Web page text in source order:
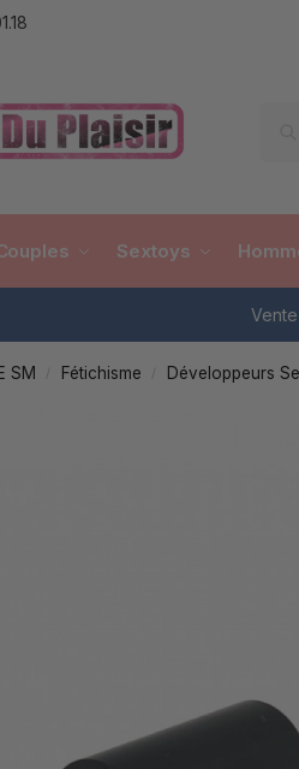
Sextoys
SM Fétichisme Développeurs